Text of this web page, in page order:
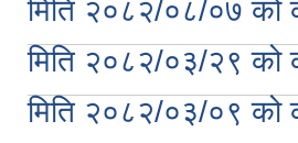
मिति २०८२/०८/०७ को
मिति २०८२/०३/२९ को
मिति २०८२/०३/०९ को